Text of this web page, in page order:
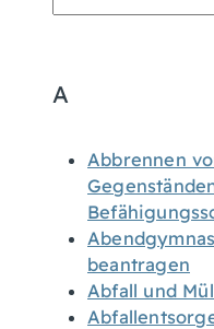
A
Abbrennen
beantragen
Abfall und